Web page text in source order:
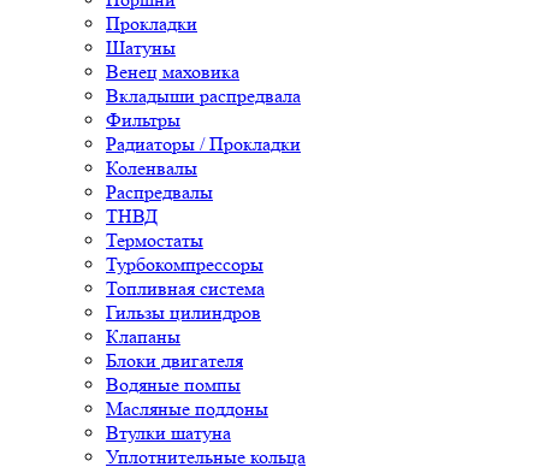
Прокладки
Шатуны
Венец маховика
Вкладыши распредвала
Фильтры
Радиаторы / Прокладки
Коленвалы
Распредвалы
ТНВД
Термостаты
Турбокомпрессоры
Топливная система
Гильзы цилиндров
Клапаны
Блоки двигателя
Водяные помпы
Масляные поддоны
Втулки шатуна
Уплотнительные кольца